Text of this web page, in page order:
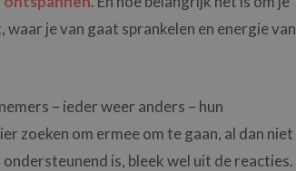
je van gaat sprankelen en energie van
– ieder weer anders – hun
zoeken om ermee om te gaan, al dan niet
is, bleek wel uit de reacties.